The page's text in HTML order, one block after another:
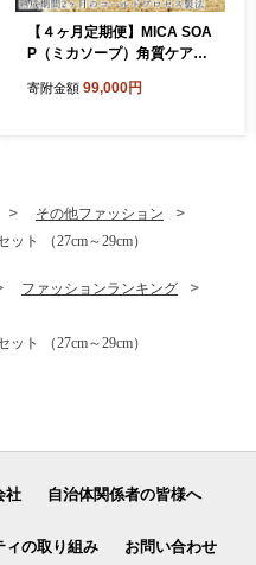
【４ヶ月定期便】MICA SOA
P（ミカソープ）角質ケア＆
寄附金額 99,000円
その他ファッション
ト （27cm～29cm）
ファッションランキング
ト （27cm～29cm）
社 自治体関係者の皆様へ
ィの取り組み お問い合わせ